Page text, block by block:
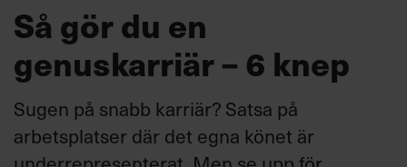
Utbildning för ledare
Chefakademin+
Populära utbildningar
Så gör du en
genuskarriär – 6 knep
Sugen på snabb karriär? Satsa på
arbetsplatser där det egna könet är